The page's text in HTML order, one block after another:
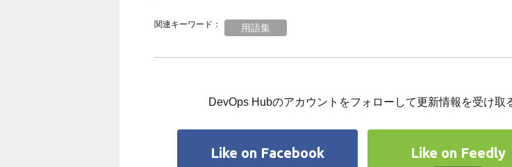
関連キーワード： 用語集
DevOps Hubのアカウントをフォローして更新情報を受け取
Like on Facebook Like on Feedly